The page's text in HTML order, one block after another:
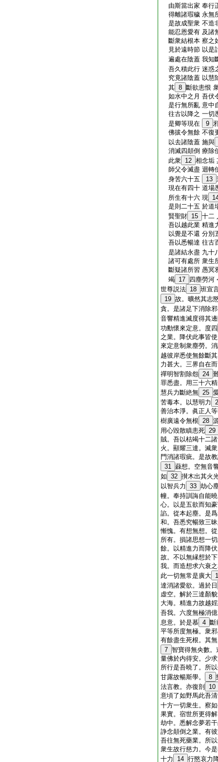
由斯當出家 奉行
得離諸瑕穢 永無
是故成聖衆 不造
能忍恩愛有 及諸
斷衆結根本 察之
見於遠時節 以是
遍處在陰蓋 我知
吾久積此行 迷惑
究竟諸陰蓋 以慧
其 8 斷欲恚恨
如水中之月 吾伏
是行無所亂 意中
往古以降之 一切
是卿等現在
9
佛拔令無餘 不復
以去諸陰蓋 施與
消滅四顛倒 療除
此衆 12 相念垢
師父令滅盡 迴轉
身苦六十五
13
現在有四十 道場
所生有十六 現
是則二十五 於道
賢聖財 15 十二
吾以越此業 精進
以覺是不還 分別
吾以悉暢達 往古
是諸結永盡 九十
諸可有處所 衆生
斷疑諸所習 愚冥
竭 17 四塵勞河
世尊説法 18 班宣
19 故。曠然其志
貪。是諸足下消除
音響精進滅度得其
功勳懷來定意。度四
之業。降伏此事皆
來定意制衆塵勞。
越彼岸悉使無餘斷
力甚大。三界自在
禪明智割除怨 24
罪悉盡。用三十六
慧兵力斷絶無 25
苦毒本。以慧明力
善治本淨。眞正人
樹廣遠令無根 28
用心毀散瞋恚死 29
賊。吾以枯竭十二
火。顯耀三達。滅
門消諸瑕疵。是故
31 蕀想。空無音
如 32 攅木出其火
以智兵力
33 劫心
幢。奉持訓誨自能
心。以是五欲而知
諂。從本起塵。是
和。吾悉究暢致三
慚愧。有想無想。
所有。損諸思想一
餘。以精進力而降
故。不以無縁想於
我。而造想求六衰
此一切無常是廣大 1
達消諸愛欲。過於日
虚空。解於三達顏
大海。精進力故越
吾我。六度無極消
息意。於是慕 4 斷
平等所度無極。衆
有餘盡生死根。其
7 智寶得無央數
量佛於内得安。少
所行是吾曉了。所
甘露故暢斯學。
8
法言教。亦復剖
10
意頃了如野馬此吾
十方一切衆生。察
果實。宿世所更得
劫中。悉解念夢若
諍念顛倒之業。有
吾往無死藥業。所
衆生故行慈力。今
十力
14 行愍哀力